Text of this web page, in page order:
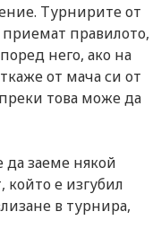
Турнирите от
правилото,
него, ако на
от мача си от
това може да
да заеме някой
който е изгубил
в турнира,